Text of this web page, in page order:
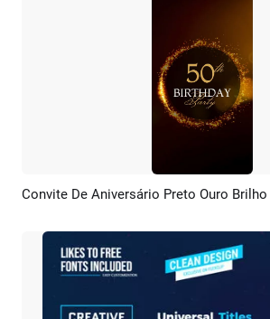
Pré-visualizar
Convite De Aniversário Preto Ouro